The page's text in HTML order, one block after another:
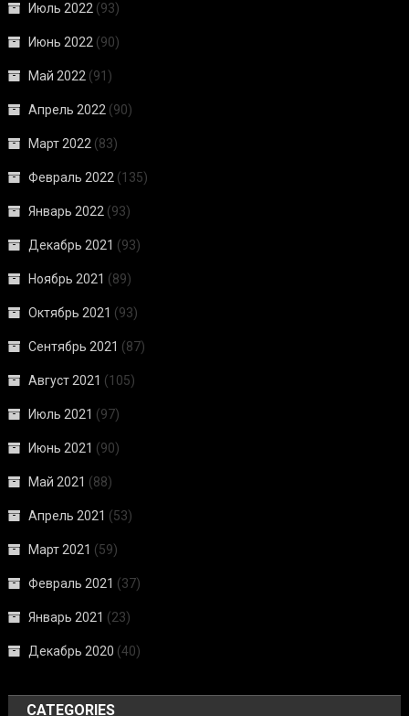
Июль 2022 (93)
Июнь 2022 (90)
Май 2022 (91)
Апрель 2022 (90)
Март 2022 (83)
Февраль 2022 (135)
Январь 2022 (93)
Декабрь 2021 (93)
Ноябрь 2021 (89)
Октябрь 2021 (93)
Сентябрь 2021 (87)
Август 2021 (105)
Июль 2021 (97)
Июнь 2021 (90)
Май 2021 (88)
Апрель 2021 (53)
Март 2021 (59)
Февраль 2021 (37)
Январь 2021 (23)
Декабрь 2020 (40)
CATEGORIES